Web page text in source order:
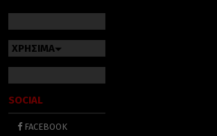
ΧΡΗΣΙΜΑ
SOCIAL
FACEBOOK